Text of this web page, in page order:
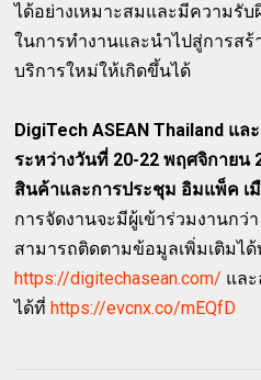
ได้อย่างเหมาะสมและมีความรั
ในการทำงานและนำไปสู่การส
บริการใหม่ให้เกิดขึ้นได้
DigiTech ASEAN Thailand แ
ระหว่างวันที่ 20-22 พฤศจิกายน
สินค้าและการประชุม อิมแพ็ค เ
การจัดงานจะมีผู้เข้าร่วมงานกว่
สามารถติดตามข้อมูลเพิ่มเติมได้
https://digitechasean.com/ แล
ได้ที่ https://evcnx.co/mEQfD